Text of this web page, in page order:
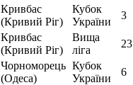
Кривбас
(Кривий Ріг)
Кубок
України
3
Кривбас
(Кривий Ріг)
Вища
ліга
23
Чорноморець
(Одеса)
Кубок
України
6